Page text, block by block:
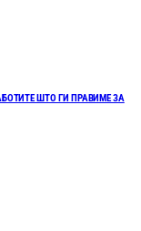
ШТО ГИ ПРАВИМЕ ЗА